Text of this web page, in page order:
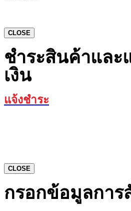
CLOSE
ชำระสินค้าและ
เงิน
แจ้งชำระ
CLOSE
กรอกข้อมูลการ